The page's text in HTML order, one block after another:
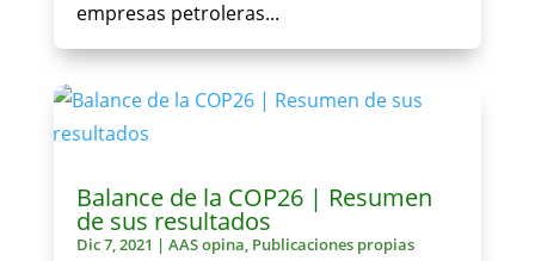
empresas petroleras...
Balance de la COP26 | Resumen
de sus resultados
Dic 7, 2021 | AAS opina, Publicaciones propias